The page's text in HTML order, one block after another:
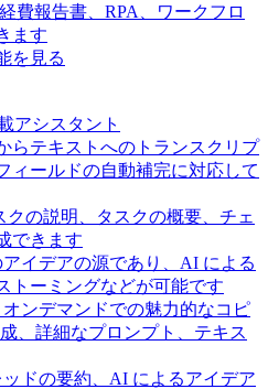
費報告書、RPA、ワークフロ
ます
を見る
アシスタント
らテキストへのトランスクリプ
ィールドの自動補完に対応して
クの説明、タスクの概要、チェ
できます
イデアの源であり、AI による
トーミングなどが可能です
オンデマンドでの魅力的なコピ
、詳細なプロンプト、テキス
ッドの要約、AI によるアイデア